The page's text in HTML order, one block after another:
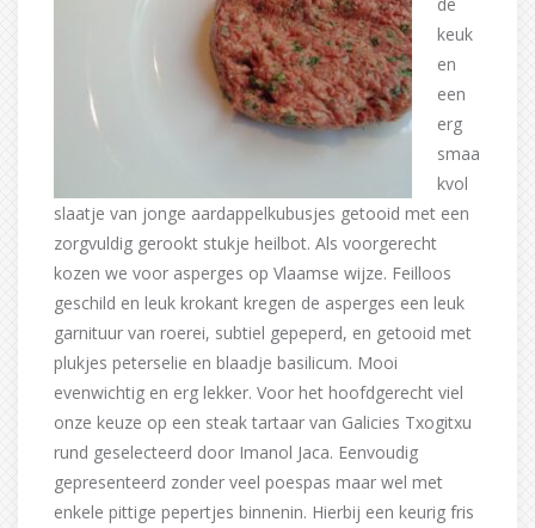
keuk
en
een
erg
smaa
kvol
slaatje van jonge aardappelkubusjes getooid met een
zorgvuldig gerookt stukje heilbot. Als voorgerecht
kozen we voor asperges op Vlaamse wijze. Feilloos
geschild en leuk krokant kregen de asperges een leuk
garnituur van roerei, subtiel gepeperd, en getooid met
plukjes peterselie en blaadje basilicum. Mooi
evenwichtig en erg lekker. Voor het hoofdgerecht viel
onze keuze op een steak tartaar van Galicies Txogitxu
rund geselecteerd door Imanol Jaca. Eenvoudig
gepresenteerd zonder veel poespas maar wel met
enkele pittige pepertjes binnenin. Hierbij een keurig fris